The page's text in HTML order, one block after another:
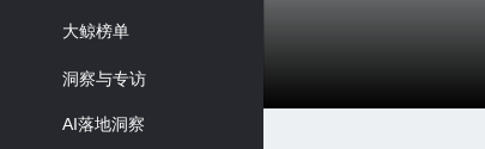
大鲸榜单
洞察与专访
AI落地洞察